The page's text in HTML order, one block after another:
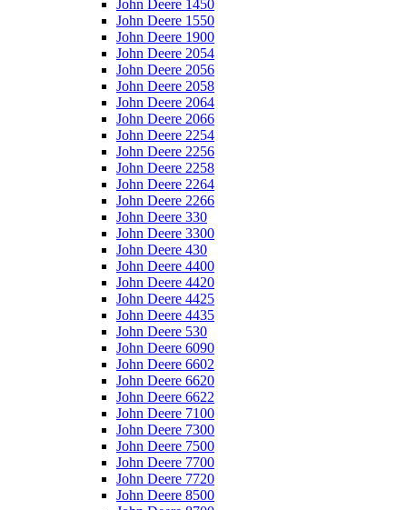
John Deere 1450
John Deere 1550
John Deere 1900
John Deere 2054
John Deere 2056
John Deere 2058
John Deere 2064
John Deere 2066
John Deere 2254
John Deere 2256
John Deere 2258
John Deere 2264
John Deere 2266
John Deere 330
John Deere 3300
John Deere 430
John Deere 4400
John Deere 4420
John Deere 4425
John Deere 4435
John Deere 530
John Deere 6090
John Deere 6602
John Deere 6620
John Deere 6622
John Deere 7100
John Deere 7300
John Deere 7500
John Deere 7700
John Deere 7720
John Deere 8500